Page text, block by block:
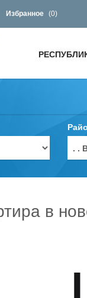
Избранное (0)
. .
в